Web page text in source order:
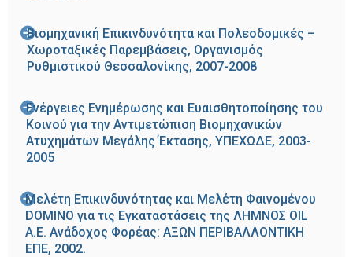
Βιομηχανική Επικινδυνότητα και Πολεοδομικές –
Χωροταξικές Παρεμβάσεις, Οργανισμός
Ρυθμιστικού Θεσσαλονίκης, 2007-2008
Ενέργειες Ενημέρωσης και Ευαισθητοποίησης του
Κοινού για την Αντιμετώπιση Βιομηχανικών
Ατυχημάτων Μεγάλης Έκτασης, ΥΠΕΧΩΔΕ, 2003-
2005
Μελέτη Επικινδυνότητας και Μελέτη Φαινομένου
DOMINO για τις Εγκαταστάσεις της ΛΗΜΝΟΣ OIL
Α.Ε. Ανάδοχος Φορέας: ΑΞΩΝ ΠΕΡΙΒΑΛΛΟΝΤΙΚΗ
ΕΠΕ, 2002.